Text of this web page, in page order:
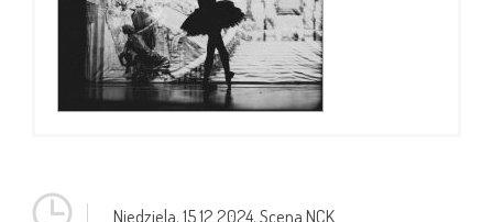
Niedziela,15.12.2024, Scena NCK